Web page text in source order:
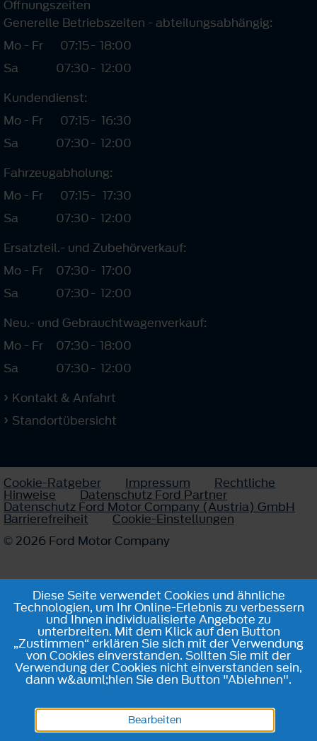
Öffnungszeiten
Generelle Betriebszeiten - abteilungsabhängig:
Mo - Fr
07:15- 18:00
Sa
07:30- 12:00
Kundendienst:
Mo - Fr
07:15- 16:30
Sa
07:30- 12:00
Fahrzeugabholung:
Mo - Fr
07:15- 17:30
Sa
07:30- 12:00
Ersatzteil.- und Zubehörverkauf:
Mo - Fr
07:30- 17:00
Sa
07:30- 12:00
Neu.- und Gebrauchtwagenverkauf:
Mo - Fr
07:30- 18:00
Sa
07:30- 12:00
Kontakt & Anfahrt
Standortübersicht
Cookie-Ratgeber Impressum Rechtliche
Hinweise Datenschutz Ford Partner
Datenschutz Ford Motor Company (Austria) GmbH
Barrierefreiheit
Cookie-Einstellungen
© 2026 Ford Motor Company
Diese Seite verwendet Cookies und ähnliche
Technologien, um Ihr Online-Erlebnis zu verbessern
und Ihnen individualisierte Angebote zu
unterbreiten. Mit dem Klick auf den Button
„Zustimmen“ erklären Sie sich mit der Verwendung
von Cookies einverstanden. Sollten Sie mit der
Verwendung der Cookies nicht einverstanden sein,
dann w&auml;hlen Sie den Button "Ablehnen".
Bearbeiten